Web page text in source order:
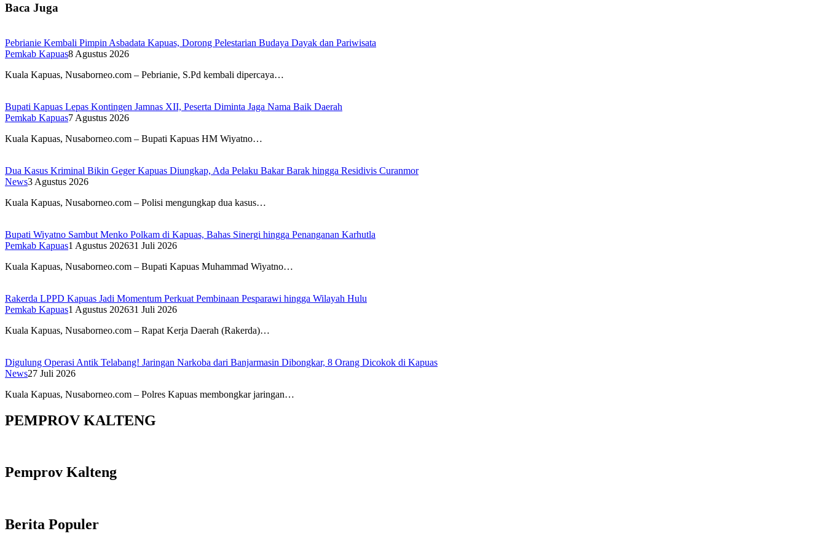
Baca Juga
Pebrianie Kembali Pimpin Asbadata Kapuas, Dorong Pelestarian Budaya Dayak dan Pariwisata
Pemkab Kapuas8 Agustus 2026
Kuala Kapuas, Nusaborneo.com – Pebrianie, S.Pd kembali dipercaya…
Bupati Kapuas Lepas Kontingen Jamnas XII, Peserta Diminta Jaga Nama Baik Daerah
Pemkab Kapuas7 Agustus 2026
Kuala Kapuas, Nusaborneo.com – Bupati Kapuas HM Wiyatno…
Dua Kasus Kriminal Bikin Geger Kapuas Diungkap, Ada Pelaku Bakar Barak hingga Residivis Curanmor
News3 Agustus 2026
Kuala Kapuas, Nusaborneo.com – Polisi mengungkap dua kasus…
Bupati Wiyatno Sambut Menko Polkam di Kapuas, Bahas Sinergi hingga Penanganan Karhutla
Pemkab Kapuas1 Agustus 202631 Juli 2026
Kuala Kapuas, Nusaborneo.com – Bupati Kapuas Muhammad Wiyatno…
Rakerda LPPD Kapuas Jadi Momentum Perkuat Pembinaan Pesparawi hingga Wilayah Hulu
Pemkab Kapuas1 Agustus 202631 Juli 2026
Kuala Kapuas, Nusaborneo.com – Rapat Kerja Daerah (Rakerda)…
Digulung Operasi Antik Telabang! Jaringan Narkoba dari Banjarmasin Dibongkar, 8 Orang Dicokok di Kapuas
News27 Juli 2026
Kuala Kapuas, Nusaborneo.com – Polres Kapuas membongkar jaringan…
PEMPROV KALTENG
Pemprov Kalteng
Berita Populer